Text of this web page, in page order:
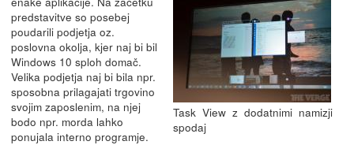
Task View z dodatnimi namizji
spodaj
predstavitve so posebej
poudarili podjetja oz.
poslovna okolja, kjer naj bi bil
Windows 10 sploh domač.
Velika podjetja naj bi bila npr.
sposobna prilagajati trgovino
svojim zaposlenim, na njej
bodo npr. morda lahko
ponujala interno programje.